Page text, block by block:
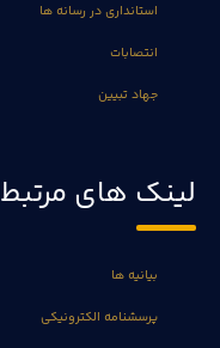
استانداری در رسانه ها
انتصابات
جهاد تبیین
لینک های مرتبط
بیانیه ها
پرسشنامه الکترونیکی